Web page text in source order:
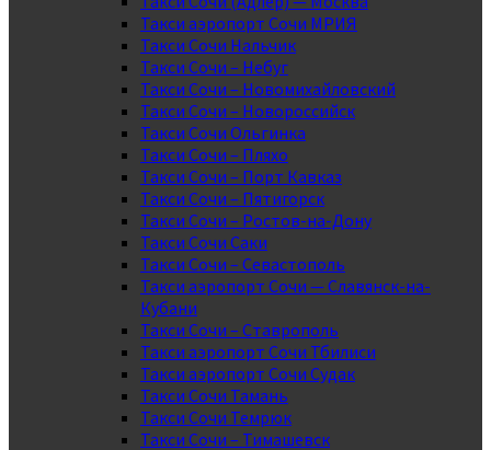
Такси аэропорт Сочи МРИЯ
Такси Сочи Нальчик
Такси Сочи – Небуг
Такси Сочи – Новомихайловский
Такси Сочи – Новороссийск
Такси Сочи Ольгинка
Такси Сочи – Пляхо
Такси Сочи – Порт Кавказ
Такси Сочи – Пятигорск
Такси Сочи – Ростов-на-Дону
Такси Сочи Саки
Такси Сочи – Севастополь
Такси аэропорт Сочи — Славянск-на-
Кубани
Такси Сочи – Ставрополь
Такси аэропорт Сочи Тбилиси
Такси аэропорт Сочи Судак
Такси Сочи Тамань
Такси Сочи Темрюк
Такси Сочи – Тимашевск